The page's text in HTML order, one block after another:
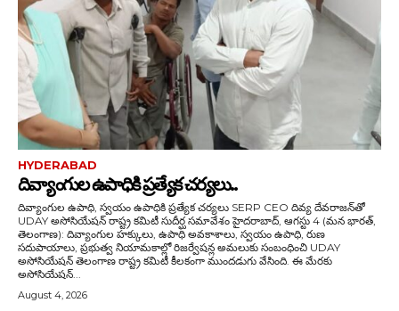
HYDERABAD
దివ్యాంగుల ఉపాధికి ప్రత్యేక చర్యలు..
దివ్యాంగుల ఉపాధి, స్వయం ఉపాధికి ప్రత్యేక చర్యలు SERP CEO దివ్య దేవరాజన్‌తో
UDAY అసోసియేషన్ రాష్ట్ర కమిటీ సుదీర్ఘ సమావేశం హైదరాబాద్, ఆగస్టు 4 (మన భారత్,
తెలంగాణ): దివ్యాంగుల హక్కులు, ఉపాధి అవకాశాలు, స్వయం ఉపాధి, రుణ
సదుపాయాలు, ప్రభుత్వ నియామకాల్లో రిజర్వేషన్ల అమలుకు సంబంధించి UDAY
అసోసియేషన్ తెలంగాణ రాష్ట్ర కమిటీ కీలకంగా ముందడుగు వేసింది. ఈ మేరకు
అసోసియేషన్...
August 4, 2026